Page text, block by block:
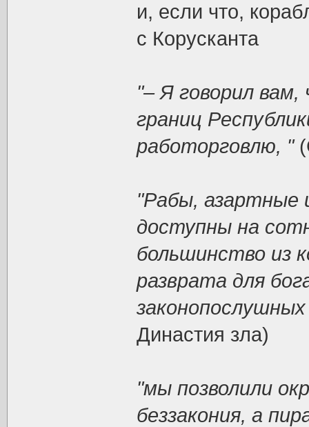
и, если что,
с Корусканта
"– Я говорил
границ
работорговлю, "
"Рабы, азартные
доступны на
большинство из
разврата для
Династия зла)
"мы позволили
беззакония, а